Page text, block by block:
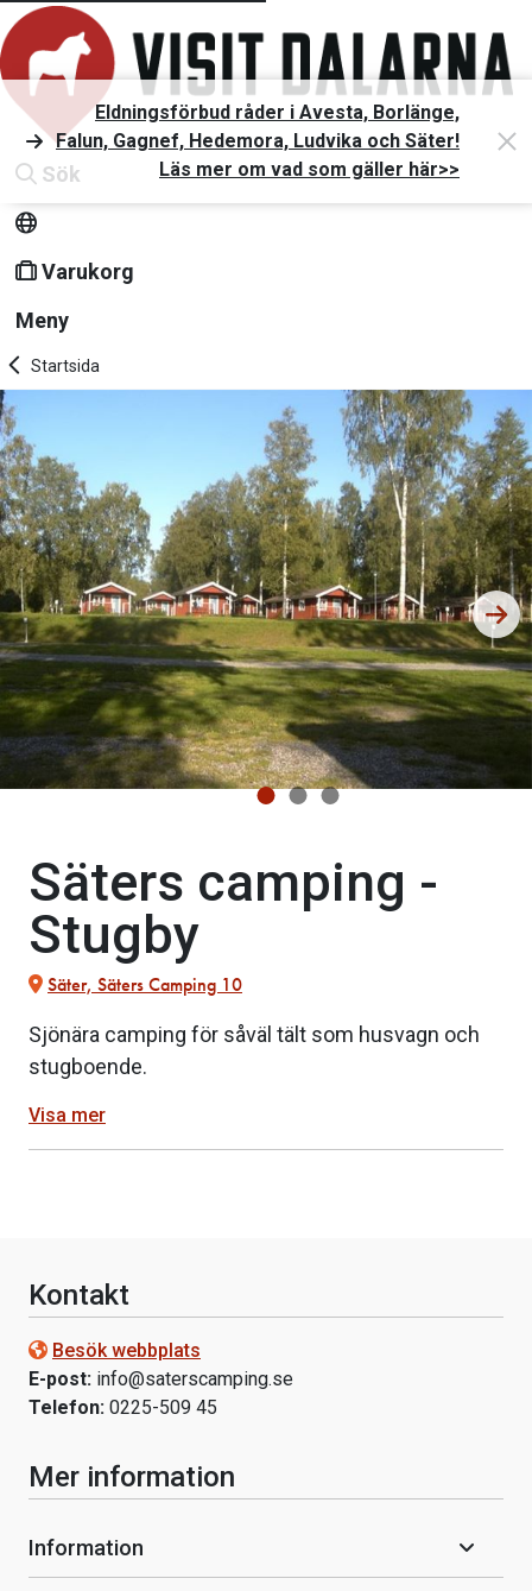
Sök
Varukorg
Meny
Eldningsförbud råder i Avesta, Borlänge,
Falun, Gagnef, Hedemora, Ludvika och Säter!
Läs mer om vad som gäller här>>
Startsida
Säters camping -
Stugby
Säter, Säters Camping 10
Sjönära camping för såväl tält som husvagn och
stugboende.
Visa mer
Kontakt
Besök webbplats
E-post: info@saterscamping.se
Telefon: 0225-509 45
Mer information
Information